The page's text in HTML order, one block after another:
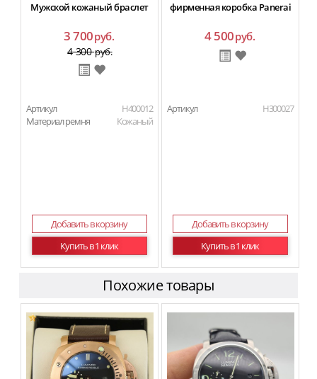
Мужской кожаный браслет
3 700руб.
4 300руб.
Артикул
H400012
Материал ремня
Кожаный
Добавить в корзину
Купить в 1 клик
фирменная коробка Panerai
4 500руб.
Артикул H300027
Добавить в корзину
Купить в 1 клик
Похожие товары